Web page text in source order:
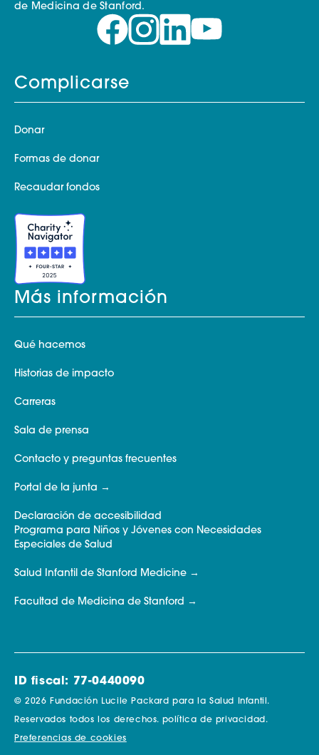
de Medicina de Stanford.
Complicarse
Donar
Formas de donar
Recaudar fondos
Más información
Qué hacemos
Historias de impacto
Carreras
Sala de prensa
Contacto y preguntas frecuentes
Portal de la junta
Declaración de accesibilidad
Programa para Niños y Jóvenes con Necesidades
Especiales de Salud
Salud Infantil de Stanford Medicine
Facultad de Medicina de Stanford
ID fiscal: 77-0440090
© 2026 Fundación Lucile Packard para la Salud Infantil.
Reservados todos los derechos. política de privacidad.
Preferencias de cookies